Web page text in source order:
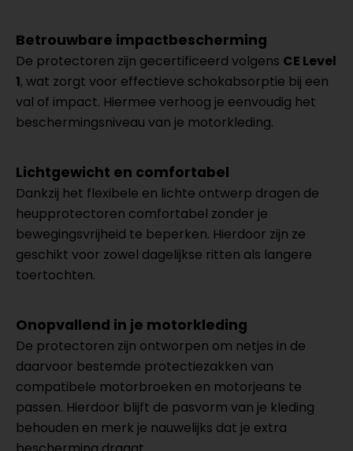
Betrouwbare impactbescherming
De protectoren zijn gecertificeerd volgens CE Level
1, wat zorgt voor effectieve schokabsorptie bij een
val of impact. Hiermee verhoog je eenvoudig het
beschermingsniveau van je motorkleding.
Lichtgewicht en comfortabel
Dankzij het flexibele en lichte ontwerp dragen de
heupprotectoren comfortabel zonder je
bewegingsvrijheid te beperken. Hierdoor zijn ze
geschikt voor zowel dagelijkse ritten als langere
toertochten.
Onopvallend in je motorkleding
De protectoren zijn ontworpen om netjes in de
daarvoor bestemde protectiezakken van
compatibele motorbroeken en motorjeans te
passen. Hierdoor blijft de pasvorm van je kleding
behouden en merk je nauwelijks dat je extra